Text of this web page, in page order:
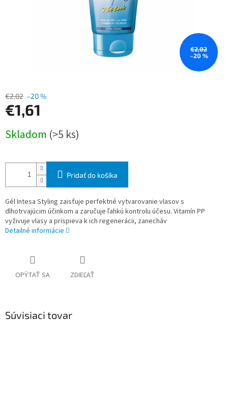
€2,02
–20 %
€2,02 –20 %
€1,61
cena:
Skladom (>5 ks)
Pridať do košíka
Gél Intesa Styling zaisťuje perfektné vytvarovanie vlasov s
dlhotrvajúcim účinkom a zaručuje ľahkú kontrolu účesu. Vitamín PP
vyživuje vlasy a prispieva k ich regenerácii, zanecháv
Detailné informácie
OPÝTAŤ SA ZDIEĽAŤ
Súvisiaci tovar